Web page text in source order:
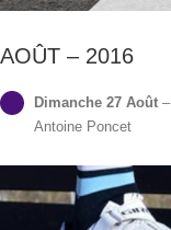
AOÛT – 2016
Dimanche 27 Août
Antoine Poncet